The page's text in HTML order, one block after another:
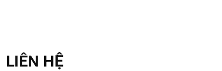
LIÊN HỆ